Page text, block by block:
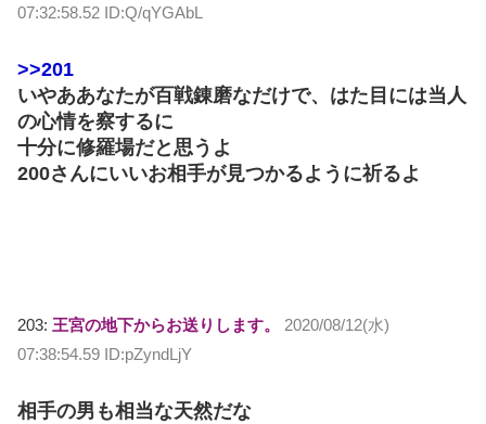
07:32:58.52 ID:Q/qYGAbL
>>201
いやああなたが百戦錬磨なだけで、はた目には当人
の心情を察するに
十分に修羅場だと思うよ
200さんにいいお相手が見つかるように祈るよ
203: 王宮の地下からお送りします。
2020/08/12(水)
07:38:54.59 ID:pZyndLjY
相手の男も相当な天然だな